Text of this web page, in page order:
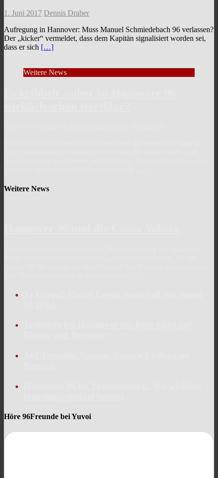
1. Juni 2017 Dennis Draber
Aufregung in Hannover: Muss Manuel Schmiedebach 96 verlassen?
Der „kicker“ vermeldet, dass dem Kapitän signalisiert worden sei,
dass er sich […]
Weitere News
Weitere News
Höre 96Freunde bei Yuvoi